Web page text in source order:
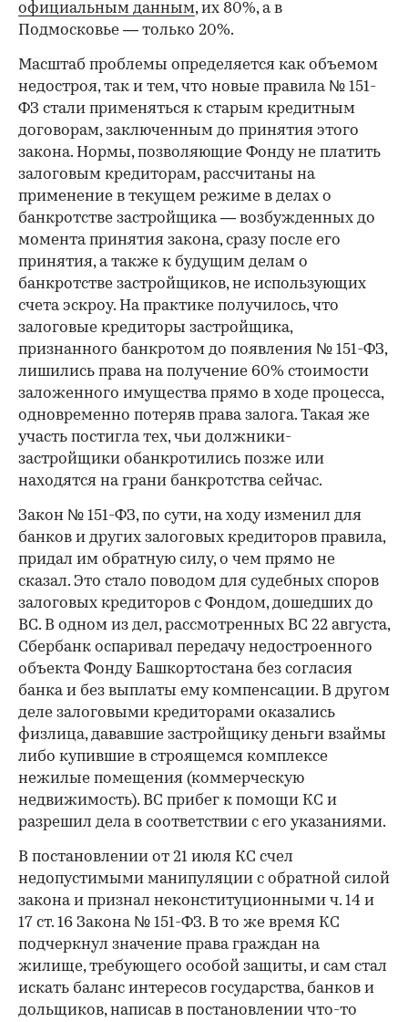
официальным данным, их 80%, а в
Подмосковье — только 20%.
Масштаб проблемы определяется как объемом
недостроя, так и тем, что новые правила № 151-
ФЗ стали применяться к старым кредитным
договорам, заключенным до принятия этого
закона. Нормы, позволяющие Фонду не платить
залоговым кредиторам, рассчитаны на
применение в текущем режиме в делах о
банкротстве застройщика — возбужденных до
момента принятия закона, сразу после его
принятия, а также к будущим делам о
банкротстве застройщиков, не использующих
счета эскроу. На практике получилось, что
залоговые кредиторы застройщика,
признанного банкротом до появления № 151-ФЗ,
лишились права на получение 60% стоимости
заложенного имущества прямо в ходе процесса,
одновременно потеряв права залога. Такая же
участь постигла тех, чьи должники-
застройщики обанкротились позже или
находятся на грани банкротства сейчас.
Закон № 151-ФЗ, по сути, на ходу изменил для
банков и других залоговых кредиторов правила,
придал им обратную силу, о чем прямо не
сказал. Это стало поводом для судебных споров
залоговых кредиторов с Фондом, дошедших до
ВС. В одном из дел, рассмотренных ВС 22 августа,
Сбербанк оспаривал передачу недостроенного
объекта Фонду Башкортостана без согласия
банка и без выплаты ему компенсации. В другом
деле залоговыми кредиторами оказались
физлица, дававшие застройщику деньги взаймы
либо купившие в строящемся комплексе
нежилые помещения (коммерческую
недвижимость). ВС прибег к помощи КС и
разрешил дела в соответствии с его указаниями.
В постановлении от 21 июля КС счел
недопустимыми манипуляции с обратной силой
закона и признал неконституционными ч. 14 и
17 ст. 16 Закона № 151-ФЗ. В то же время КС
подчеркнул значение права граждан на
жилище, требующего особой защиты, и сам стал
искать баланс интересов государства, банков и
дольщиков, написав в постановлении что-то